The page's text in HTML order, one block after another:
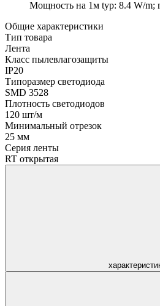
Мощность на 1м typ: 8.4 W/m;
Общие характеристики
Тип товара
Лента
Класс пылевлагозащиты
IP20
Типоразмер светодиода
SMD 3528
Плотность светодиодов
120 шт/м
Минимальный отрезок
25 мм
Серия ленты
RT открытая